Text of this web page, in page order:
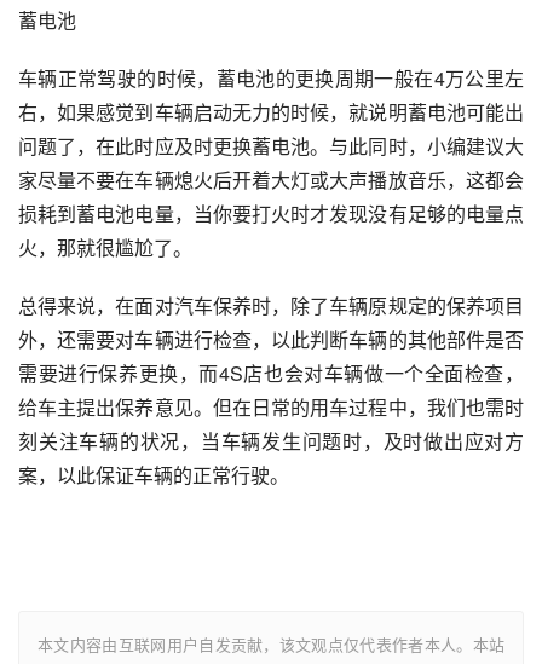
蓄电池
车辆正常驾驶的时候，蓄电池的更换周期一般在4万公里左
右，如果感觉到车辆启动无力的时候，就说明蓄电池可能出
问题了，在此时应及时更换蓄电池。与此同时，小编建议大
家尽量不要在车辆熄火后开着大灯或大声播放音乐，这都会
损耗到蓄电池电量，当你要打火时才发现没有足够的电量点
火，那就很尴尬了。
总得来说，在面对汽车保养时，除了车辆原规定的保养项目
外，还需要对车辆进行检查，以此判断车辆的其他部件是否
需要进行保养更换，而4S店也会对车辆做一个全面检查，
给车主提出保养意见。但在日常的用车过程中，我们也需时
刻关注车辆的状况，当车辆发生问题时，及时做出应对方
案，以此保证车辆的正常行驶。
本文内容由互联网用户自发贡献，该文观点仅代表作者本人。本站